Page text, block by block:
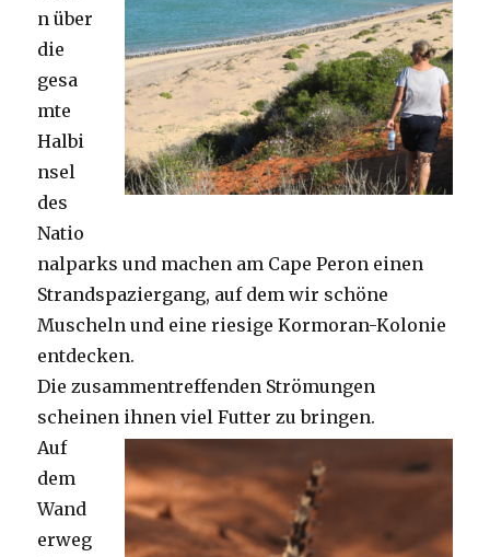
n über
die
gesa
mte
Halbi
nsel
des
Natio
nalparks und machen am Cape Peron einen
Strandspaziergang, auf dem wir schöne
Muscheln und eine riesige Kormoran-Kolonie
entdecken.
Die zusammentreffenden Strömungen
scheinen ihnen viel Futter zu bringen.
Auf
dem
Wand
erweg